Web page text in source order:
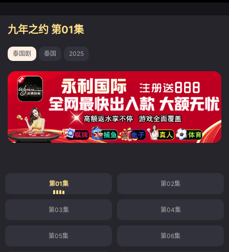
九年之约 第01集
泰国剧 泰国 2025
第01集 第02集
第03集 第04集
第05集 第06集